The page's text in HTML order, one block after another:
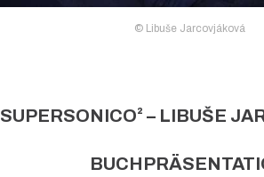
© Libuše Jarcovjáková
SUPERSONICO² – LIBUŠE